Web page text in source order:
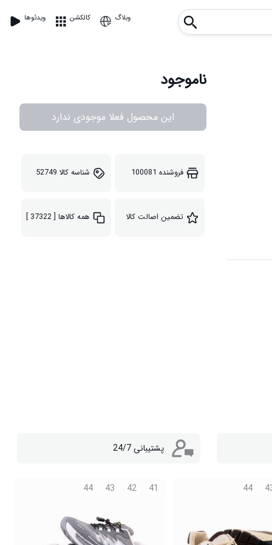
ویدئوها کالکشن وبلاگ
ناموجود
این محصول فعلا موجودی ندارد
فروشنده 100081 شناسه کالا 52749
تضمین اصالت کالا همه کالاها [ 37322 ]
پشتیبانی 24/7
44
41
42
43
44